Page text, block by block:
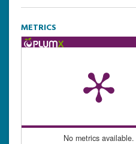
METRICS
No metrics available.